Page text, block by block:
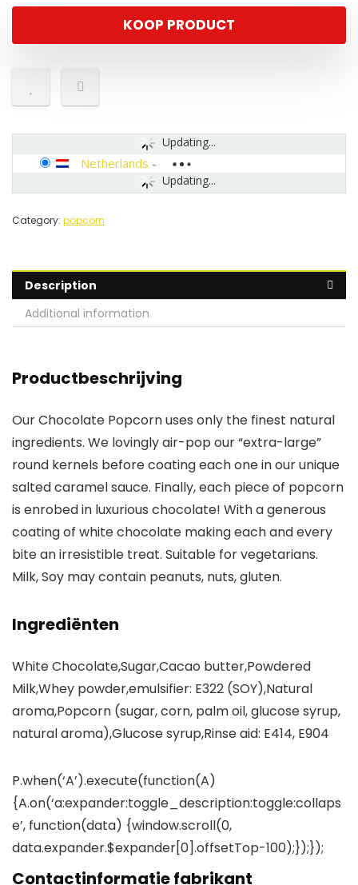
KOOP PRODUCT
Updating...
Updating...
Netherlands -
Category: popcorn
Description
Additional information
Productbeschrijving
Our Chocolate Popcorn uses only the finest natural
ingredients. We lovingly air-pop our “extra-large”
round kernels before coating each one in our unique
salted caramel sauce. Finally, each piece of popcorn
is enrobed in luxurious chocolate! With a generous
coating of white chocolate making each and every
bite an irresistible treat. Suitable for vegetarians.
Milk, Soy may contain peanuts, nuts, gluten.
Ingrediënten
White Chocolate,Sugar,Cacao butter,Powdered
Milk,Whey powder,emulsifier: E322 (SOY),Natural
aroma,Popcorn (sugar, corn, palm oil, glucose syrup,
natural aroma),Glucose syrup,Rinse aid: E414, E904
P.when(‘A’).execute(function(A)
{A.on(‘a:expander:toggle_description:toggle:collaps
e’, function(data) {window.scroll(0,
data.expander.$expander[0].offsetTop-100);});});
Contactinformatie fabrikant